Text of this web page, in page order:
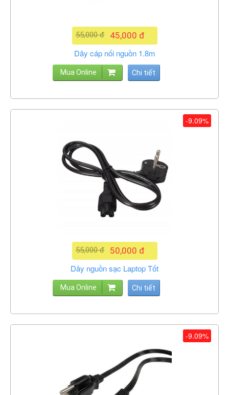
45,000 đ
55,000 đ
Dây cáp nối nguồn 1.8m
Mua Online Chi tiết
50,000 đ
55,000 đ
Dây nguồn sạc Laptop Tốt
Mua Online Chi tiết
-9.09%
-9.09%